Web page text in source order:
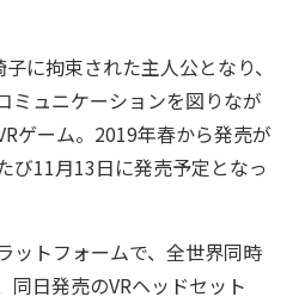
に拘束された主人公となり、
ミュニケーションを図りなが
ゲーム。2019年春から発売が
び11月13日に発売予定となっ
ットフォームで、全世界同時
同日発売のVRヘッドセット